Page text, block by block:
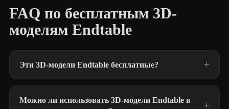
FAQ по бесплатным 3D-
моделям Endtable
Эти 3D-модели Endtable бесплатные?
Можно ли использовать 3D-модели Endtable в